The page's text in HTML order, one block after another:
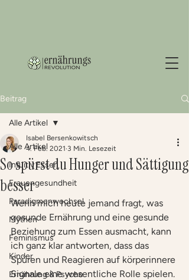
Beitrag
Alle Artikel
Intuitiv Essen
Frauengesundheit
Paradigmenwechsel
Mythen
Feminismus
Kinder
Ernährung & Psyche
Alle Artikel
So spürst du Hunger und Sättigung
besser
Isabel Bersenkowitsch
4. Feb. 2021 3 Min. Lesezeit
Wenn mich heute jemand fragt, was
gesunde Ernährung und eine gesunde
Beziehung zum Essen ausmacht, kann
ich ganz klar antworten, dass das
Spüren und Reagieren auf körperinnere
Signale eine wesentliche Rolle spielen.